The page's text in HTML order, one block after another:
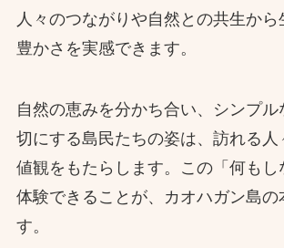
人々のつながりや自然との共生か
豊かさを実感できます。
自然の恵みを分かち合い、シンプル
切にする島民たちの姿は、訪れる人
値観をもたらします。この「何もし
体験できることが、カオハガン島の
す。